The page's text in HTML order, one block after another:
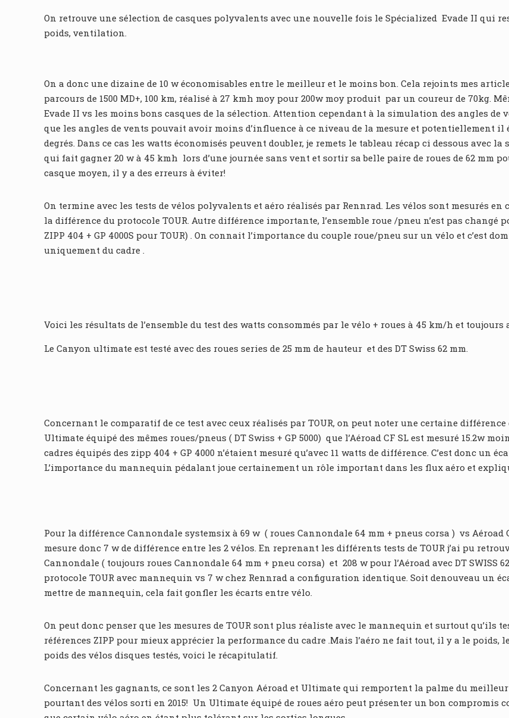
On retrouve une sélection de casques polyvalents avec une nouvelle fois le Spécialized Evade II qui
poids, ventilation.
On a donc une dizaine de 10 w économisables entre le meilleur et le moins bon. Cela rejoints mes
parcours de 1500 MD+, 100 km, réalisé à 27 kmh moy pour 200w moy produit par un coureur de 70kg.
Evade II vs les moins bons casques de la sélection. Attention cependant à la simulation des angles
que les angles de vents pouvait avoir moins d’influence à ce niveau de la mesure et potentiellement
degrés. Dans ce cas les watts économisés peuvent doubler, je remets le tableau récap ci dessous avec
qui fait gagner 20 w à 45 kmh lors d’une journée sans vent et sortir sa belle paire de roues de 62 mm
casque moyen, il y a des erreurs à éviter!
On termine avec les tests de vélos polyvalents et aéro réalisés par Rennrad. Les vélos sont mesurés
la différence du protocole TOUR. Autre différence importante, l’ensemble roue /pneu n’est pas
ZIPP 404 + GP 4000S pour TOUR) . On connait l’importance du couple roue/pneu sur un vélo et c’est
uniquement du cadre .
Voici les résultats de l’ensemble du test des watts consommés par le vélo + roues à 45 km/h et
Le Canyon ultimate est testé avec des roues series de 25 mm de hauteur et des DT Swiss 62 mm.
Concernant le comparatif de ce test avec ceux réalisés par TOUR, on peut noter une certaine
Ultimate équipé des mêmes roues/pneus ( DT Swiss + GP 5000) que l’Aéroad CF SL est mesuré 15.2w
cadres équipés des zipp 404 + GP 4000 n’étaient mesuré qu’avec 11 watts de différence. C’est donc un
L’importance du mannequin pédalant joue certainement un rôle important dans les flux aéro et
Pour la différence Cannondale systemsix à 69 w ( roues Cannondale 64 mm + pneus corsa ) vs Aéroad
mesure donc 7 w de différence entre les 2 vélos. En reprenant les différents tests de TOUR j’ai pu
Cannondale ( toujours roues Cannondale 64 mm + pneu corsa) et 208 w pour l’Aéroad avec DT SWISS
protocole TOUR avec mannequin vs 7 w chez Rennrad a configuration identique. Soit denouveau un
mettre de mannequin, cela fait gonfler les écarts entre vélo.
On peut donc penser que les mesures de TOUR sont plus réaliste avec le mannequin et surtout qu’ils
références ZIPP pour mieux apprécier la performance du cadre .Mais l’aéro ne fait tout, il y a le poids,
poids des vélos disques testés, voici le récapitulatif.
Concernant les gagnants, ce sont les 2 Canyon Aéroad et Ultimate qui remportent la palme du
pourtant des vélos sorti en 2015! Un Ultimate équipé de roues aéro peut présenter un bon